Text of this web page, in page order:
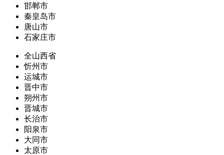
邯郸市
秦皇岛市
唐山市
石家庄市
全山西省
忻州市
运城市
晋中市
朔州市
晋城市
长治市
阳泉市
大同市
太原市